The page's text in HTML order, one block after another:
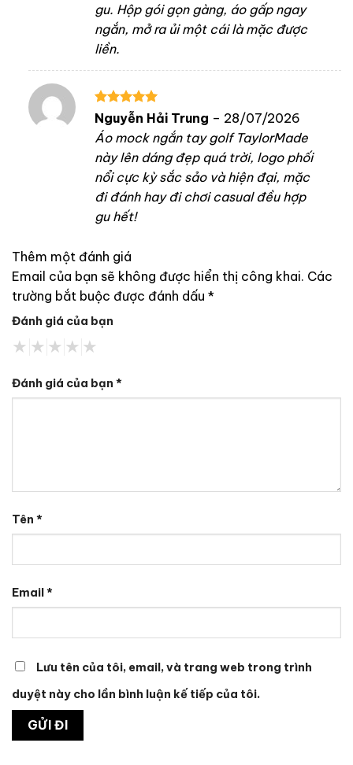
gu. Hộp gói gọn gàng, áo gấp ngay
ngắn, mở ra ủi một cái là mặc được
liền.
Được xếp
hạng 55
sao
Nguyễn Hải Trung – 28/07/2026
Áo mock ngắn tay golf TaylorMade
này lên dáng đẹp quá trời, logo phối
nổi cực kỳ sắc sảo và hiện đại, mặc
đi đánh hay đi chơi casual đều hợp
gu hết!
Thêm một đánh giá
Email của bạn sẽ không được hiển thị công khai. Các
trường bắt buộc được đánh dấu *
Đánh giá của bạn
Đánh giá của bạn *
Tên *
Email*
Lưu tên của tôi, email, và trang web trong trình
duyệt này cho lần bình luận kế tiếp của tôi.